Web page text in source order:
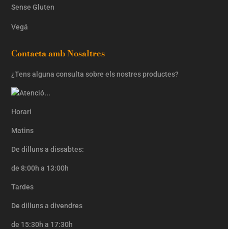
Sense Gluten
Vegá
Contacta amb Nosaltres
¿Tens alguna consulta sobre els nostres productes?
Horari
Matins
De dilluns a dissabtes:
de 8:00h a 13:00h
Tardes
De dilluns a divendres
de 15:30h a 17:30h